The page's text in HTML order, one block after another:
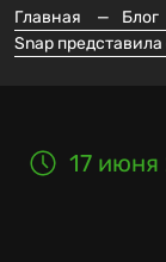
Главная — Блог
Snap
17